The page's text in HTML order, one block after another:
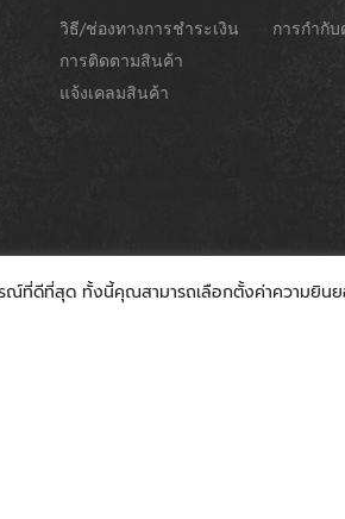
วิธี/ช่องทางการชำระเงิน
การติดตามสินค้า
แจ้งเคลมสินค้า
การกำกั
ที่ดีที่สุด ทั้งนี้คุณสามารถเลือกตั้งค่าความยินย